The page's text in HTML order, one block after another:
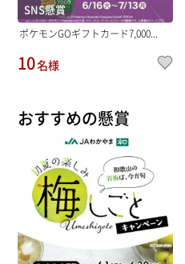
SNS懸賞
ポケモンGOギフトカード7,000...
10名様
おすすめの懸賞